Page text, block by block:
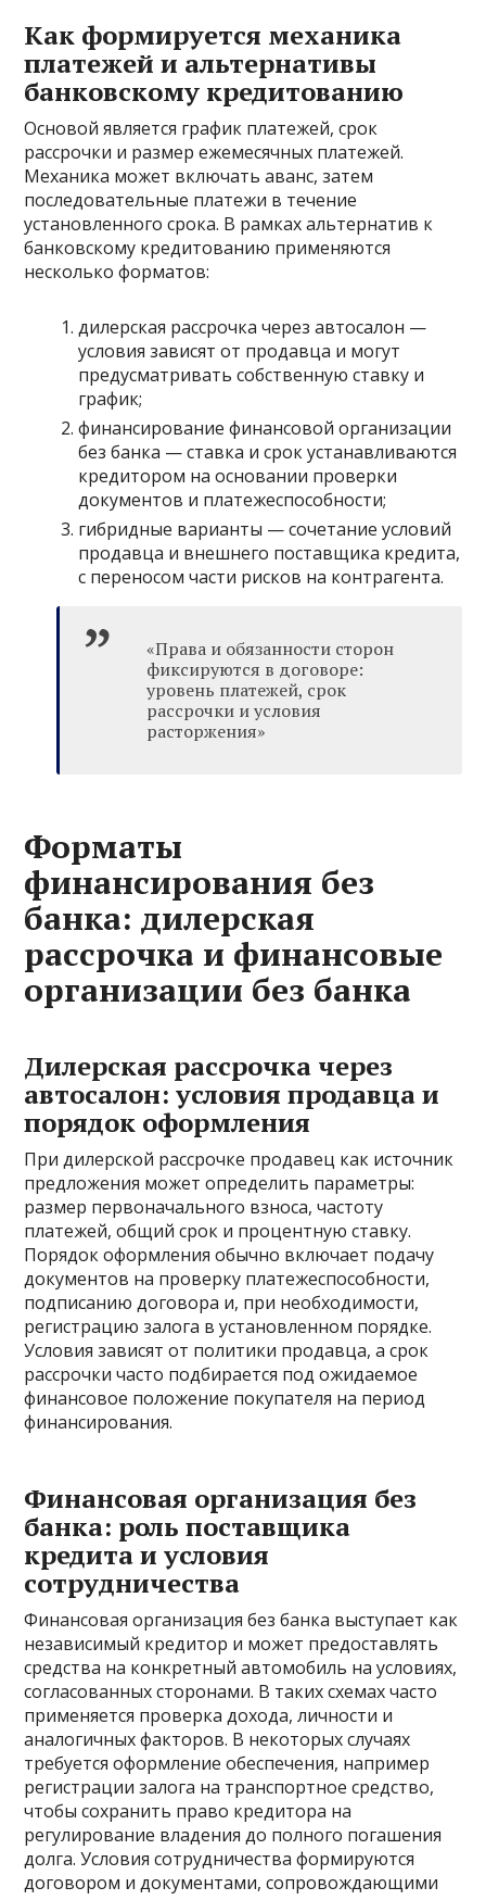
Как формируется механика
платежей и альтернативы
банковскому кредитованию
Основой является график платежей, срок
рассрочки и размер ежемесячных платежей.
Механика может включать аванс, затем
последовательные платежи в течение
установленного срока. В рамках альтернатив к
банковскому кредитованию применяются
несколько форматов:
дилерская рассрочка через автосалон —
условия зависят от продавца и могут
предусматривать собственную ставку и
график;
финансирование финансовой организации
без банка — ставка и срок устанавливаются
кредитором на основании проверки
документов и платежеспособности;
гибридные варианты — сочетание условий
продавца и внешнего поставщика кредита,
с переносом части рисков на контрагента.
«Права и обязанности сторон
фиксируются в договоре:
уровень платежей, срок
рассрочки и условия
расторжения»
Форматы
финансирования без
банка: дилерская
рассрочка и финансовые
организации без банка
Дилерская рассрочка через
автосалон: условия продавца и
порядок оформления
При дилерской рассрочке продавец как источник
предложения может определить параметры:
размер первоначального взноса, частоту
платежей, общий срок и процентную ставку.
Порядок оформления обычно включает подачу
документов на проверку платежеспособности,
подписанию договора и, при необходимости,
регистрацию залога в установленном порядке.
Условия зависят от политики продавца, а срок
рассрочки часто подбирается под ожидаемое
финансовое положение покупателя на период
финансирования.
Финансовая организация без
банка: роль поставщика
кредита и условия
сотрудничества
Финансовая организация без банка выступает как
независимый кредитор и может предоставлять
средства на конкретный автомобиль на условиях,
согласованных сторонами. В таких схемах часто
применяется проверка дохода, личности и
аналогичных факторов. В некоторых случаях
требуется оформление обеспечения, например
регистрации залога на транспортное средство,
чтобы сохранить право кредитора на
регулирование владения до полного погашения
долга. Условия сотрудничества формируются
договором и документами, сопровождающими